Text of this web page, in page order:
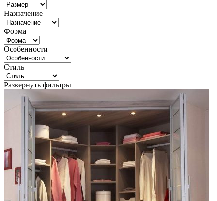
Назначение
Форма
Особенности
Стиль
Развернуть фильтры